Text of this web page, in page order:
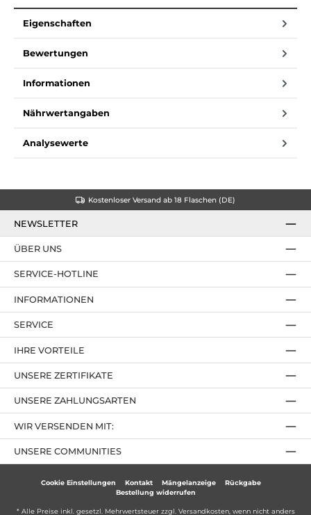
Eigenschaften
Bewertungen
Informationen
Nährwertangaben
Analysewerte
Kostenloser Versand ab 18 Flaschen (DE)
NEWSLETTER
SERVICE-HOTLINE
IHRE VORTEILE
UNSERE ZAHLUNGSARTEN
ÜBER UNS
UNSERE ZERTIFIKATE
INFORMATIONEN
SERVICE
UNSERE COMMUNITIES
WIR VERSENDEN MIT:
Cookie Einstellungen Kontakt Mängelanzeige
Rückgabe
Bestellung widerrufen
* Alle Preise inkl. gesetzl. Mehrwertsteuer zzgl. Versandkosten, wenn nicht anders